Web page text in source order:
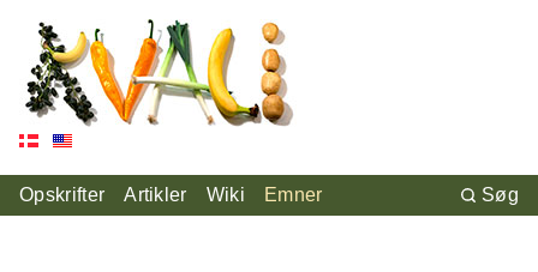
Opskrifter Artikler Wiki Emner Søg